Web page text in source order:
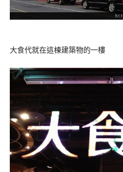
大食代就在這棟建築物的一樓